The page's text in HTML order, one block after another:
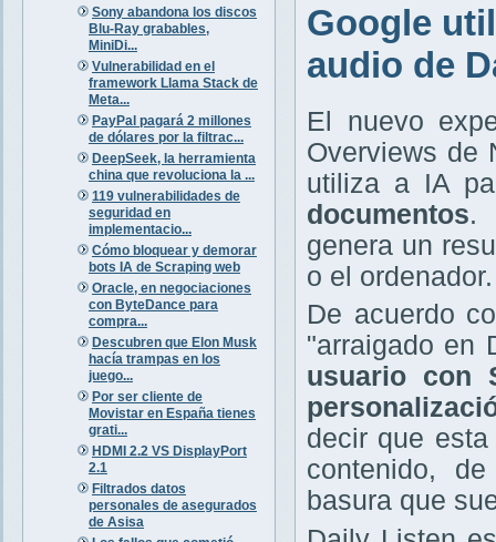
Sony abandona los discos
Blu-Ray grabables,
MiniDi...
Vulnerabilidad en el
framework Llama Stack de
Meta...
PayPal pagará 2 millones
de dólares por la filtrac...
DeepSeek, la herramienta
china que revoluciona la ...
119 vulnerabilidades de
seguridad en
implementacio...
Cómo bloquear y demorar
bots IA de Scraping web
Oracle, en negociaciones
con ByteDance para
compra...
Descubren que Elon Musk
hacía trampas en los
juego...
Por ser cliente de
Movistar en España tienes
grati...
HDMI 2.2 VS DisplayPort
2.1
Filtrados datos
personales de asegurados
de Asisa
Google
audio de
El nuevo
Overviews de
utiliza a IA
documentos.
genera un
o el ordenador.
De acuerdo
"arraigado en
usuario con
decir que
contenido,
basura que